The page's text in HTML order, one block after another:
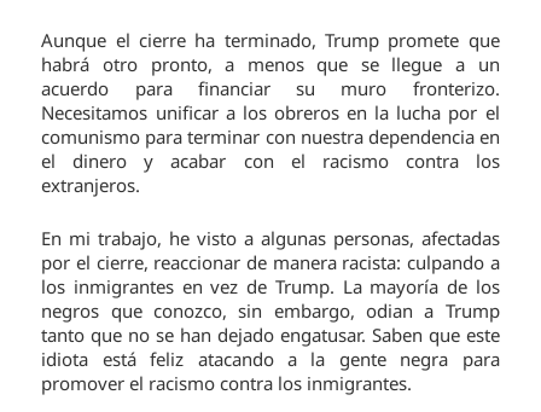
Aunque el cierre ha terminado, Trump promete que
habrá otro pronto, a menos que se llegue a un
acuerdo para financiar su muro fronterizo.
Necesitamos unificar a los obreros en la lucha por el
comunismo para terminar con nuestra dependencia en
el dinero y acabar con el racismo contra los
extranjeros.
En mi trabajo, he visto a algunas personas, afectadas
por el cierre, reaccionar de manera racista: culpando a
los inmigrantes en vez de Trump. La mayoría de los
negros que conozco, sin embargo, odian a Trump
tanto que no se han dejado engatusar. Saben que este
idiota está feliz atacando a la gente negra para
promover el racismo contra los inmigrantes.